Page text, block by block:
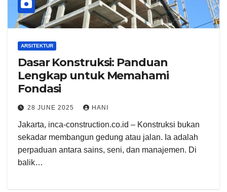
ARSITEKTUR
Dasar Konstruksi: Panduan
Lengkap untuk Memahami
Fondasi
28 JUNE 2025 HANI
Jakarta, inca-construction.co.id – Konstruksi bukan
sekadar membangun gedung atau jalan. Ia adalah
perpaduan antara sains, seni, dan manajemen. Di
balik…